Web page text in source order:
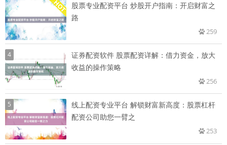
股票专业配资平台 炒股开户指南：开启财富之
路
259
4
证券配资软件 股票配资详解：借力资金，放大
收益的操作策略
256
5
线上配资专业平台 解锁财富新高度：股票杠杆
配资公司助您一臂之
253